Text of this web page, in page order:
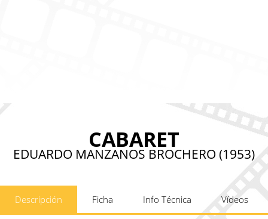
CABARET
EDUARDO MANZANOS BROCHERO (1953)
Descripción Ficha Info Técnica Vídeos